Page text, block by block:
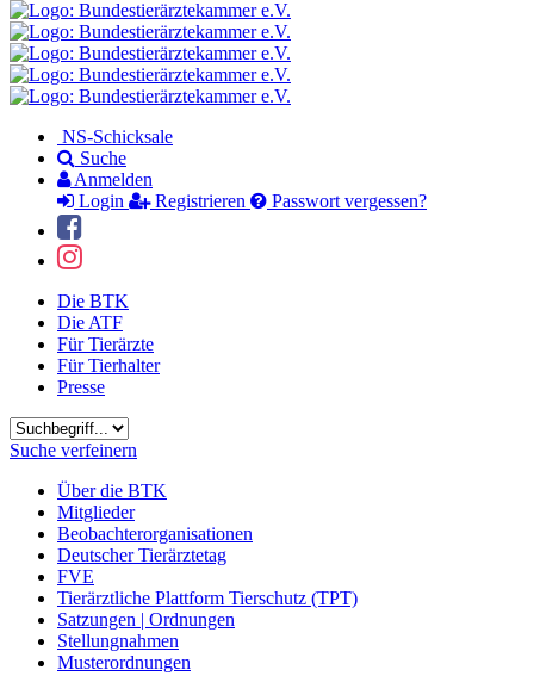
NS-Schicksale
Suche
Anmelden
Login
Registrieren Passwort vergessen?
Die BTK
Die ATF
Für Tierärzte
Für Tierhalter
Presse
Suchbegriff
Suche verfeinern
Über die BTK
Mitglieder
Beobachterorganisationen
Deutscher Tierärztetag
FVE
Tierärztliche Plattform Tierschutz (TPT)
Satzungen | Ordnungen
Stellungnahmen
Musterordnungen